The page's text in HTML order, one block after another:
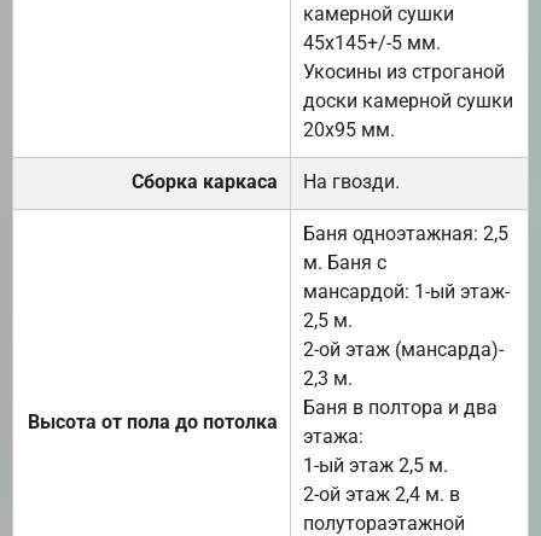
камерной сушки
45х145+/-5 мм.
Укосины из строганой
доски камерной сушки
20х95 мм.
Сборка каркаса На гвозди.
Высота от пола до потолка
Баня одноэтажная: 2,5
м. Баня с
мансардой: 1-ый этаж-
2,5 м.
2-ой этаж (мансарда)-
2,3 м.
Баня в полтора и два
этажа:
1-ый этаж 2,5 м.
2-ой этаж 2,4 м. в
полутораэтажной